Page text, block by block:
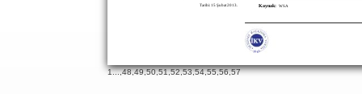
1965
Kaynak: WSA
Tarihi: 15 Şubat 2013.
1...,48,49,50,51,52,53,54,55,56,57